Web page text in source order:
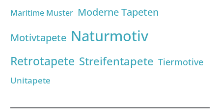
Maritime Muster Moderne Tapeten
Motivtapete Naturmotiv
Retrotapete Streifentapete Tiermotive
Unitapete